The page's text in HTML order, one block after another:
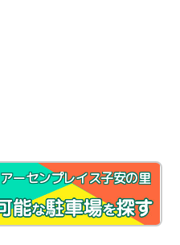
アーセンプレイス子安の里